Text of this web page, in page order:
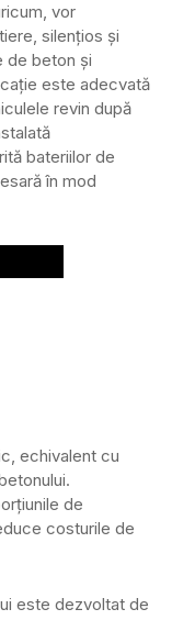
vor
silențios și
de beton și
este adecvată
revin după
bateriilor de
în mod
echivalent cu
de
costurile de
este dezvoltat de